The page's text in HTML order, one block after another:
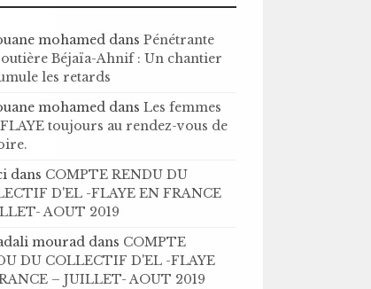
mohamed dansPénétrante
Béjaïa-Ahnif : Un chantier
les retards
mohamed dansLes femmes
FLAYE toujours au rendez-vous de
.
dans COMPTE RENDU DU
D'EL -FLAYE EN FRANCE
AOUT 2019
mourad dans COMPTE
DU COLLECTIF D'EL -FLAYE
– JUILLET- AOUT 2019